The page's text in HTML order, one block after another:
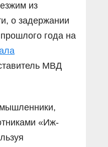
из
о задержании
года на
МВД
«Иж-